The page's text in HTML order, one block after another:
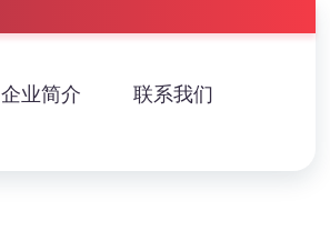
企业简介 联系我们